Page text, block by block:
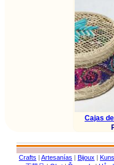
Cajas
Crafts | Artesanías | Bijoux |